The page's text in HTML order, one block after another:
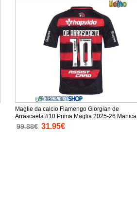
Maglie da calcio Flamengo Giorgian de
Arrascaeta #10 Prima Maglia 2025-26 Manica
Corta
99.88€ 31.95€